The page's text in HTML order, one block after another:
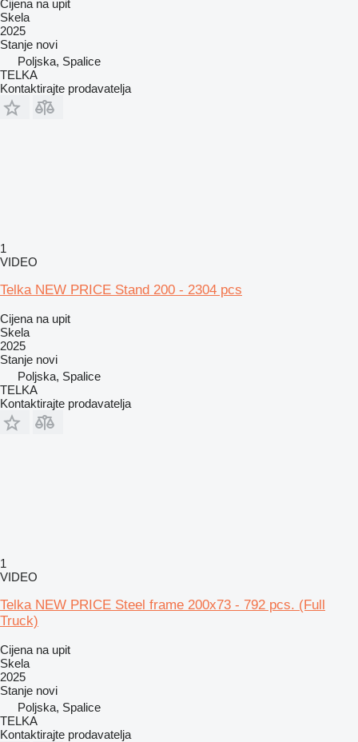
Cijena na upit
Skela
2025
Stanje novi
Poljska, Spalice
TELKA
Kontaktirajte prodavatelja
1
VIDEO
Telka NEW PRICE Stand 200 - 2304 pcs
Cijena na upit
Skela
2025
Stanje novi
Poljska, Spalice
TELKA
Kontaktirajte prodavatelja
1
VIDEO
Telka NEW PRICE Steel frame 200x73 - 792 pcs. (Full
Truck)
Cijena na upit
Skela
2025
Stanje novi
Poljska, Spalice
TELKA
Kontaktirajte prodavatelja